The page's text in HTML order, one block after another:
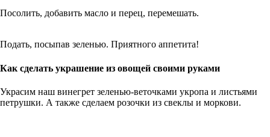
Посолить, добавить масло и перец, перемешать.
Подать, посыпав зеленью. Приятного аппетита!
Как сделать украшение из овощей своими руками
Украсим наш винегрет зеленью-веточками укропа и листьями
петрушки. А также сделаем розочки из свеклы и моркови.